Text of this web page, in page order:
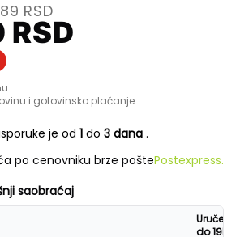
RSD
RSD
i gotovinsko plaćanje
je od 1 do 3 dana .
po cenovniku brze poštePostexpress.
saobraćaj
Uručenje
do 19h